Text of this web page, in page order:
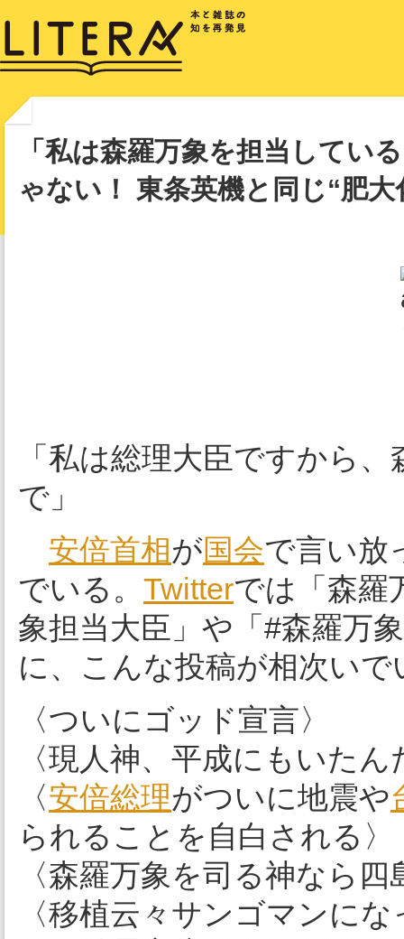
「私は森羅万象を担当してい
ゃない！ 東条英機と同じ“肥
「私は総理大臣ですから
で」
安倍首相が国会で言い放
でいる。 Twitterでは「森羅
象担当大臣」や「#森羅万
に、こんな投稿が相次いで
〈ついにゴッド宣言〉
〈現人神、平成にもいた
〈安倍総理がついに地震や
られることを自白される〉
〈森羅万象を司る神なら
〈移植云々サンゴマンに